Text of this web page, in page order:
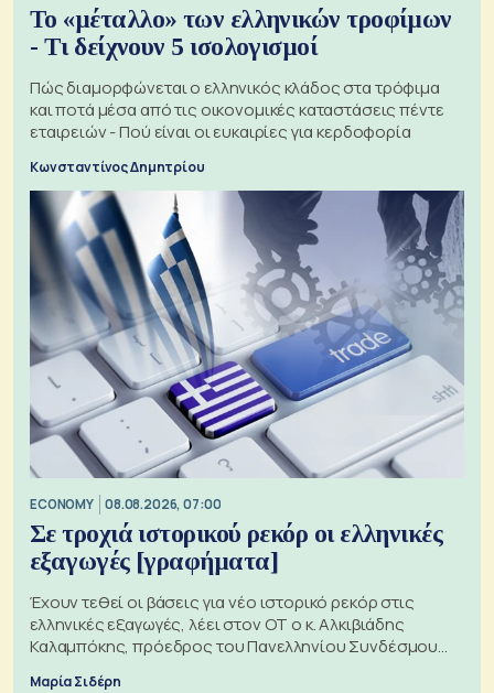
Το «μέταλλο» των ελληνικών τροφίμων
- Τι δείχνουν 5 ισολογισμοί
Πώς διαμορφώνεται ο ελληνικός κλάδος στα τρόφιμα
και ποτά μέσα από τις οικονομικές καταστάσεις πέντε
εταιρειών - Πού είναι οι ευκαιρίες για κερδοφορία
Κωνσταντίνος Δημητρίου
ECONOMY 08.08.2026, 07:00
Σε τροχιά ιστορικού ρεκόρ οι ελληνικές
εξαγωγές [γραφήματα]
Έχουν τεθεί οι βάσεις για νέο ιστορικό ρεκόρ στις
ελληνικές εξαγωγές, λέει στον ΟΤ ο κ. Αλκιβιάδης
Καλαμπόκης, πρόεδρος του Πανελληνίου Συνδέσμου
Μαρία Σιδέρη